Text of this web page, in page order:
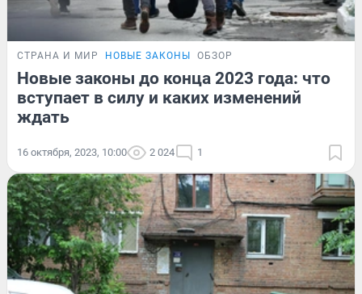
СТРАНА И МИР НОВЫЕ ЗАКОНЫ ОБЗОР
Новые законы до конца 2023 года: что
вступает в силу и каких изменений
ждать
16 октября, 2023, 10:00 2 024 1